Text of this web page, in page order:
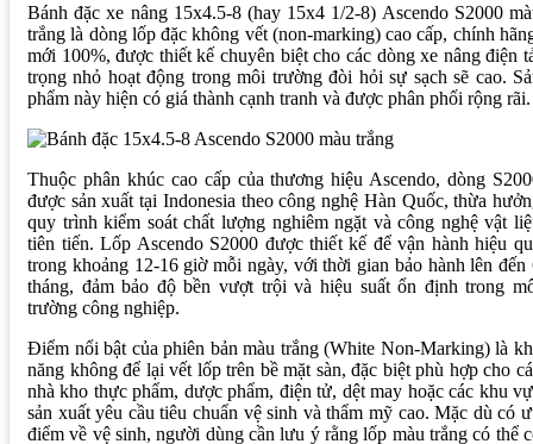
Bánh đặc xe nâng 15x4.5-8 (hay 15x4 1/2-8) Ascendo S2000
trắng là dòng lốp đặc không vết (non-marking) cao cấp, chính
mới 100%, được thiết kế chuyên biệt cho các dòng xe nâng điện
trọng nhỏ hoạt động trong môi trường đòi hỏi sự sạch sẽ cao.
phẩm này hiện có giá thành cạnh tranh và được phân phối rộng rãi.
Thuộc phân khúc cao cấp của thương hiệu Ascendo, dòng
được sản xuất tại Indonesia theo công nghệ Hàn Quốc, thừa
quy trình kiểm soát chất lượng nghiêm ngặt và công nghệ vật
tiên tiến. Lốp Ascendo S2000 được thiết kế để vận hành hiệu
trong khoảng 12-16 giờ mỗi ngày, với thời gian bảo hành lên đến
tháng, đảm bảo độ bền vượt trội và hiệu suất ổn định trong
trường công nghiệp.
Điểm nổi bật của phiên bản màu trắng (White Non-Marking) là
năng không để lại vết lốp trên bề mặt sàn, đặc biệt phù hợp cho
nhà kho thực phẩm, dược phẩm, điện tử, dệt may hoặc các khu
sản xuất yêu cầu tiêu chuẩn vệ sinh và thẩm mỹ cao. Mặc dù có
điểm về vệ sinh, người dùng cần lưu ý rằng lốp màu trắng có thể